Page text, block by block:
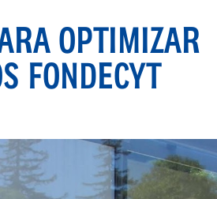
OPTIMIZAR
FONDECYT